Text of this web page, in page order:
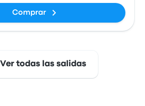
Comprar
Ver todas las salidas